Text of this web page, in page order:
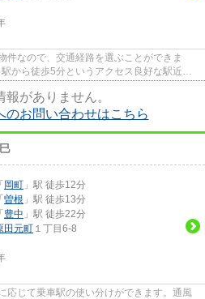
件なので、交通経路を選ぶことができま
から徒歩5分というアクセス良好な駅近物
報がありません。
のお問い合わせはこちら
「 岡町 」駅 徒歩12分
「 曽根 」駅 徒歩13分
「 豊中 」駅 徒歩22分
田元町 １丁目6-8
応じて乗車駅の使い分けができます。通風